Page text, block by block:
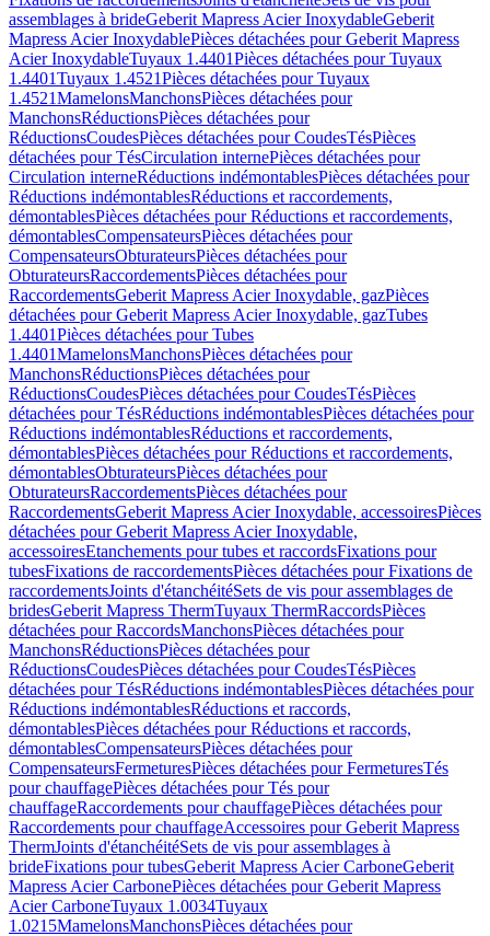
assemblages à brideGeberit Mapress Acier InoxydableGeberit
Mapress Acier InoxydablePièces détachées pour Geberit Mapress
Acier InoxydableTuyaux 1.4401Pièces détachées pour Tuyaux
1.4401Tuyaux 1.4521Pièces détachées pour Tuyaux
1.4521MamelonsManchonsPièces détachées pour
ManchonsRéductionsPièces détachées pour
RéductionsCoudesPièces détachées pour CoudesTésPièces
détachées pour TésCirculation internePièces détachées pour
Circulation interneRéductions indémontablesPièces détachées pour
Réductions indémontablesRéductions et raccordements,
démontablesPièces détachées pour Réductions et raccordements,
démontablesCompensateursPièces détachées pour
CompensateursObturateursPièces détachées pour
ObturateursRaccordementsPièces détachées pour
RaccordementsGeberit Mapress Acier Inoxydable, gazPièces
détachées pour Geberit Mapress Acier Inoxydable, gazTubes
1.4401Pièces détachées pour Tubes
1.4401MamelonsManchonsPièces détachées pour
ManchonsRéductionsPièces détachées pour
RéductionsCoudesPièces détachées pour CoudesTésPièces
détachées pour TésRéductions indémontablesPièces détachées pour
Réductions indémontablesRéductions et raccordements,
démontablesPièces détachées pour Réductions et raccordements,
démontablesObturateursPièces détachées pour
ObturateursRaccordementsPièces détachées pour
RaccordementsGeberit Mapress Acier Inoxydable, accessoiresPièces
détachées pour Geberit Mapress Acier Inoxydable,
accessoiresEtanchements pour tubes et raccordsFixations pour
tubesFixations de raccordementsPièces détachées pour Fixations de
raccordementsJoints d'étanchéitéSets de vis pour assemblages de
bridesGeberit Mapress ThermTuyaux ThermRaccordsPièces
détachées pour RaccordsManchonsPièces détachées pour
ManchonsRéductionsPièces détachées pour
RéductionsCoudesPièces détachées pour CoudesTésPièces
détachées pour TésRéductions indémontablesPièces détachées pour
Réductions indémontablesRéductions et raccords,
démontablesPièces détachées pour Réductions et raccords,
démontablesCompensateursPièces détachées pour
CompensateursFermeturesPièces détachées pour FermeturesTés
pour chauffagePièces détachées pour Tés pour
chauffageRaccordements pour chauffagePièces détachées pour
Raccordements pour chauffageAccessoires pour Geberit Mapress
ThermJoints d'étanchéitéSets de vis pour assemblages à
brideFixations pour tubesGeberit Mapress Acier CarboneGeberit
Mapress Acier CarbonePièces détachées pour Geberit Mapress
Acier CarboneTuyaux 1.0034Tuyaux
1.0215MamelonsManchonsPièces détachées pour